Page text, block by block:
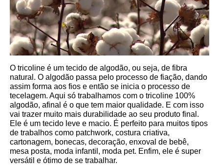
O tricoline é um tecido de algodão, ou seja, de fibra
natural. O algodão passa pelo processo de fiação, dando
assim forma aos fios e então se inicia o processo de
tecelagem. Aqui só trabalhamos com o tricoline 100%
algodão, afinal é o que tem maior qualidade. E com isso
vai trazer muito mais durabilidade ao seu produto final.
Ele é um tecido leve e macio. É perfeito para muitos tipos
de trabalhos como patchwork, costura criativa,
cartonagem, bonecas, decoração, enxoval de bebê,
mesa posta, moda infantil, moda pet. Enfim, ele é super
versátil e ótimo de se trabalhar.